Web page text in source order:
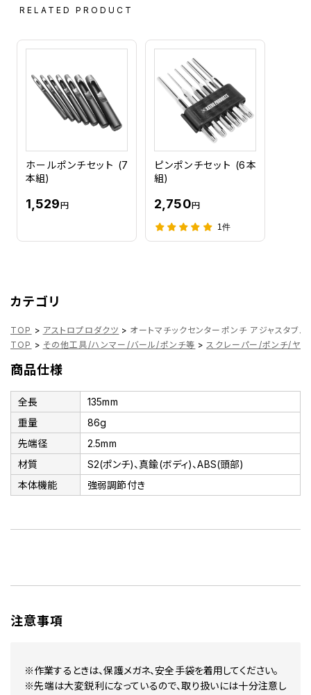
RELATED PRODUCT
ホールポンチセット (7
本組)
1,529円
ピンポンチセット (6本
組)
2,750円
1件
カテゴリ
TOP > アストロプロダクツ > オートマチックセンターポンチ アジャスタブル
TOP > その他工具/ハンマー/バール/ポンチ等 > スクレーパー/ポンチ/ヤス
商品仕様
全長
135mm
重量
86g
先端径
2.5mm
材質
S2(ポンチ)、真鍮(ボディ)、ABS(頭部)
本体機能
強弱調節付き
注意事項
※作業するときは、保護メガネ、安全手袋を着用してください。
※先端は大変鋭利になっているので、取り扱いには十分注意し